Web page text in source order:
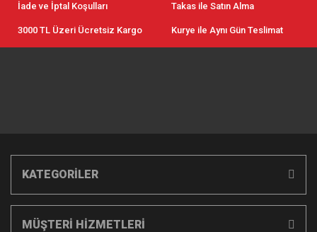
İade ve İptal Koşulları Takas ile Satın Alma
3000 TL Üzeri Ücretsiz Kargo Kurye ile Aynı Gün Teslimat
KATEGORİLER
MÜŞTERİ HİZMETLERİ